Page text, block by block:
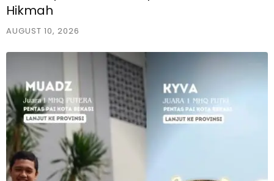
Hikmah
AUGUST 10, 2026